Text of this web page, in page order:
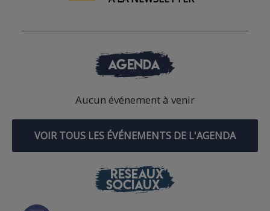
AGENDA
Aucun événement à venir
VOIR TOUS LES ÉVÉNEMENTS DE L'AGENDA
RÉSEAUX
SOCIAUX